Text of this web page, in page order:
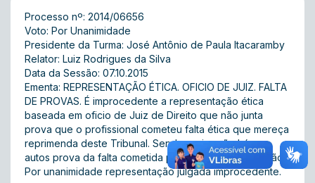
Processo nº: 2014/06656
Voto: Por Unanimidade
Presidente da Turma: José Antônio de Paula Itacaramby
Relator: Luiz Rodrigues da Silva
Data da Sessão: 07.10.2015
Ementa: REPRESENTAÇÃO ÉTICA. OFICIO DE JUIZ. FALTA
DE PROVAS. É improcedente a representação ética
baseada em oficio de Juiz de Direito que não junta
prova que o profissional cometeu falta ética que mereça
reprimenda deste Tribunal. Sendo assim, não há nos
autos prova da falta cometida pelo advogado. Acórdão:
Por unanimidade representação julgada improcedente.